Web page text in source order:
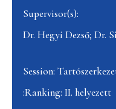
Supervisor(s):
Dr. Hegyi Dezső; Dr.
Session:
:Ranking: II. helyezett